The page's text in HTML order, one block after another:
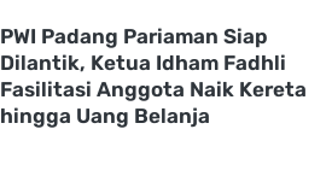
PWI Padang Pariaman Siap
Dilantik, Ketua Idham Fadhli
Fasilitasi Anggota Naik Kereta
hingga Uang Belanja